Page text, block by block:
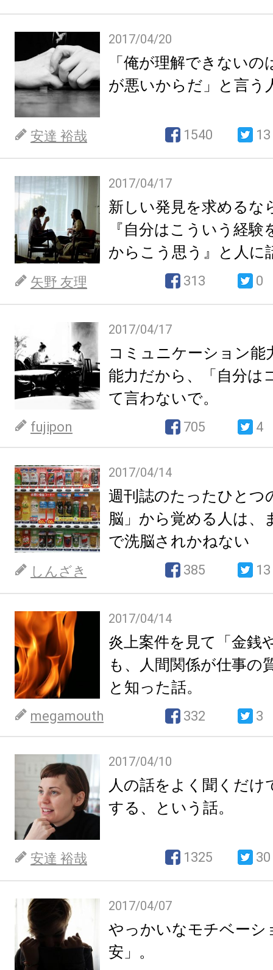
2017/04/20
「俺が理解できない
が悪いからだ」と言う
安達 裕哉 1540 13
2017/04/17
新しい発見を求めるな
『自分はこういう経
からこう思う』と人に
矢野 友理 313 0
2017/04/17
コミュニケーション能
能力だから、「自分は
て言わないで。
fujipon 705 4
2017/04/14
週刊誌のたったひとつ
脳」から覚める人は、
で洗脳されかねない
しんざき 385 13
2017/04/14
炎上案件を見て「金銭
も、人間関係が仕事の
と知った話。
megamouth 332 3
2017/04/10
人の話をよく聞くだけ
する、という話。
安達 裕哉 1325 30
2017/04/07
やっかいなモチベーシ
安」。